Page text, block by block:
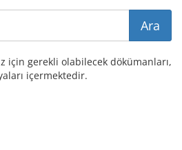
için gerekli olabilecek dökümanları,
içermektedir.